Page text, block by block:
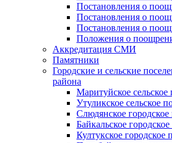
Постановления о
Постановления о
Постановления о
Положения о
Аккредитация СМИ
Памятники
Городские и сельские
района
Маритуйское сельское
Утуликское сельское
Слюдянское городское
Байкальское
Култукское городское